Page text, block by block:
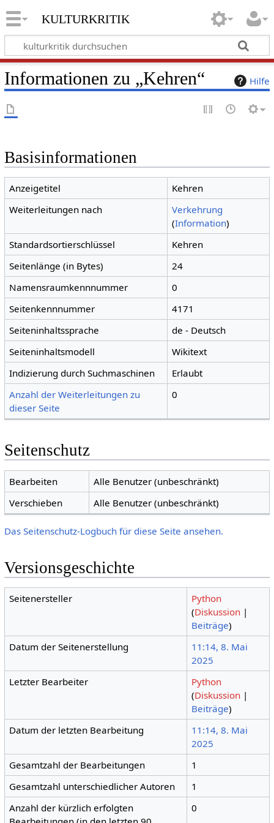
kulturkritik
Hilfe
Informationen zu „Kehren“
Basisinformationen
Anzeigetitel
Kehren
Weiterleitungen nach
Verkehrung
(Information)
Standardsortierschlüssel
Kehren
Seitenlänge (in Bytes)
24
Namensraumkennnummer
0
Seitenkennnummer
4171
Seiteninhaltssprache
de - Deutsch
Seiteninhaltsmodell
Wikitext
Indizierung durch Suchmaschinen
Erlaubt
Anzahl der Weiterleitungen zu
dieser Seite
0
Seitenschutz
Bearbeiten
Alle Benutzer (unbeschränkt)
Verschieben
Alle Benutzer (unbeschränkt)
Das Seitenschutz-Logbuch für diese Seite ansehen.
Versionsgeschichte
Seitenersteller
Python
(Diskussion |
Beiträge)
Datum der Seitenerstellung
11:14, 8. Mai
2025
Letzter Bearbeiter
Python
(Diskussion |
Beiträge)
Datum der letzten Bearbeitung
11:14, 8. Mai
2025
Gesamtzahl der Bearbeitungen
1
Gesamtzahl unterschiedlicher Autoren
1
Anzahl der kürzlich erfolgten
0